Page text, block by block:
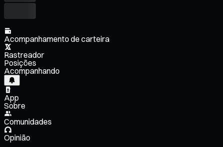
Acompanhamento de carteira
Rastreador
Posições
Acompanhando
App
Sobre
Comunidades
Opinião